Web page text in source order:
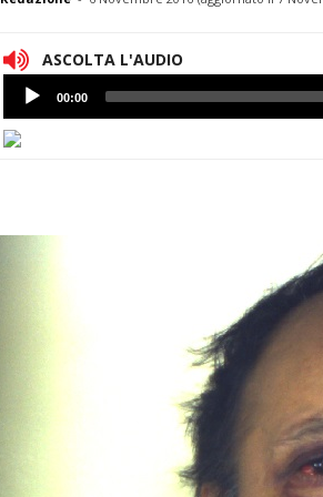
ASCOLTA L'AUDIO
Lettore
Audio
00:00